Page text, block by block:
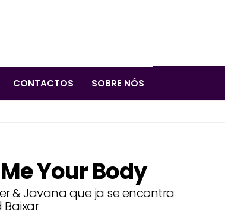
CONTACTOS SOBRE NÓS
Your Body
& Javana que ja se encontra